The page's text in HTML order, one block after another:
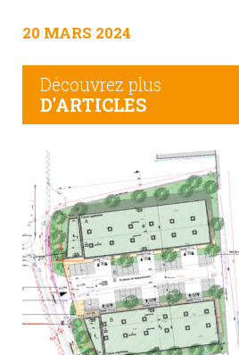
20 MARS 2024
Découvrez plus
D'ARTICLES